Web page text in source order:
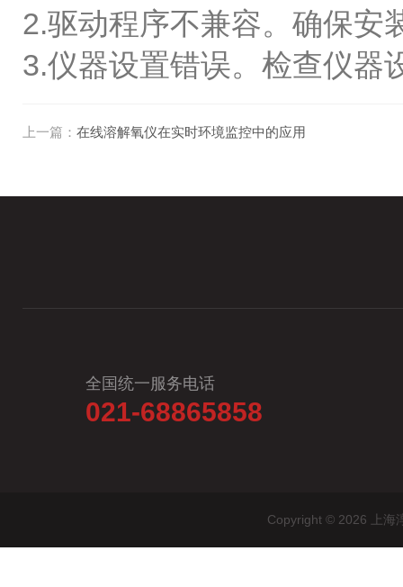
2.驱动程序不兼容。确保安
3.仪器设置错误。检查仪器
上一篇： 在线溶解氧仪在实时环境监控中的应用
全国统一服务电话
021-68865858
Copyright © 2026 上